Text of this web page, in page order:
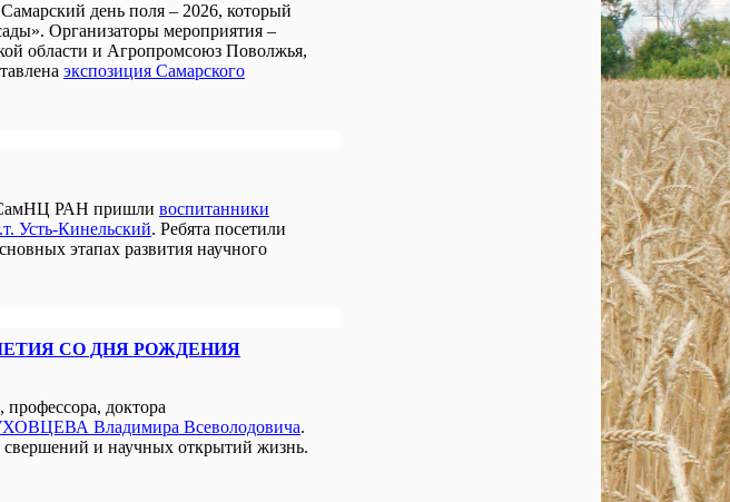
день поля – 2026, который
Организаторы мероприятия –
области и Агропромсоюз Поволжья,
экспозиция Самарского
РАН пришли воспитанники
Усть-Кинельский. Ребята посетили
этапах развития научного
СО ДНЯ РОЖДЕНИЯ
доктора
Владимира Всеволодовича.
и научных открытий жизнь.